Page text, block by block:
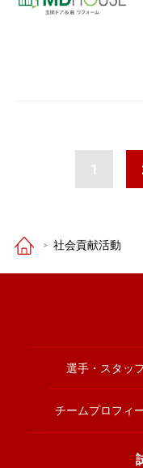
社会貢献活動
1
選手・スタッ
チームプロフィ